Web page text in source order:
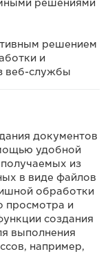
решениями
решением
и
веб-службы
документов
удобной
из
в виде файлов
обработки
просмотра и
создания
выполнения
например,